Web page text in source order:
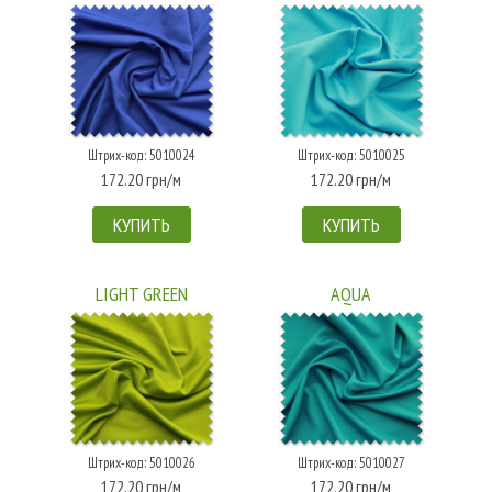
Штрих-код: 5010024
172.20 грн/м
КУПИТЬ
Штрих-код: 5010025
172.20 грн/м
КУПИТЬ
LIGHT GREEN
Штрих-код: 5010026
172.20 грн/м
AQUA
Штрих-код: 5010027
172.20 грн/м